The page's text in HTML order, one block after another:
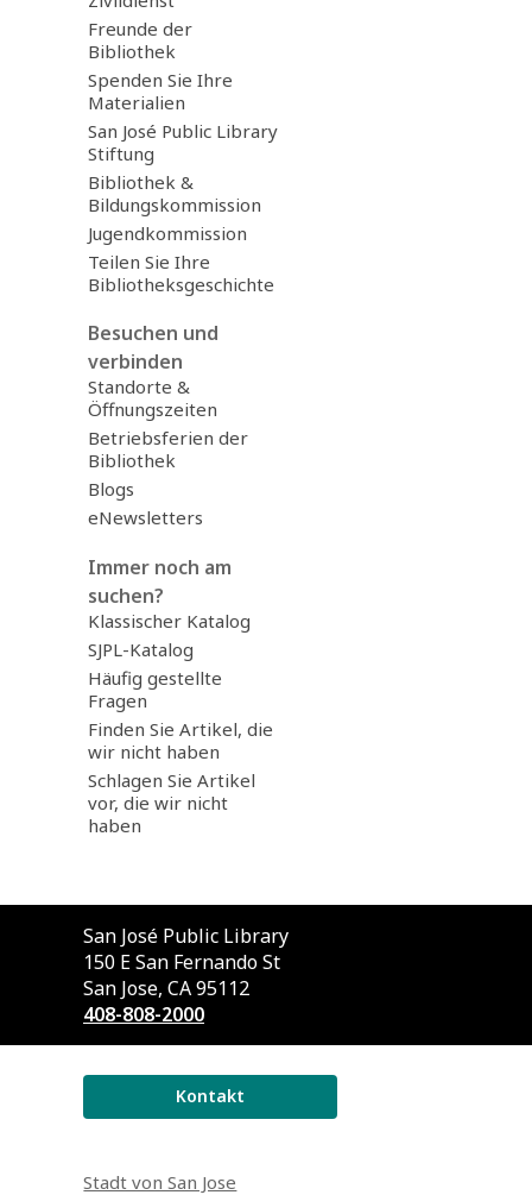
Freunde der
Bibliothek
Spenden Sie Ihre
Materialien
San José Public Library
Stiftung
Bibliothek &
Bildungskommission
Jugendkommission
Teilen Sie Ihre
Bibliotheksgeschichte
Besuchen und
verbinden
Standorte &
Öffnungszeiten
Betriebsferien der
Bibliothek
Blogs
eNewsletters
Immer noch am
suchen?
Klassischer Katalog
SJPL-Katalog
Häufig gestellte
Fragen
Finden Sie Artikel, die
wir nicht haben
Schlagen Sie Artikel
vor, die wir nicht
haben
Wenden
Sie
sich
an
die
San José Public Library
150 E San Fernando St
San Jose, CA 95112
408-808-2000
Kontakt
Stadt von San Jose